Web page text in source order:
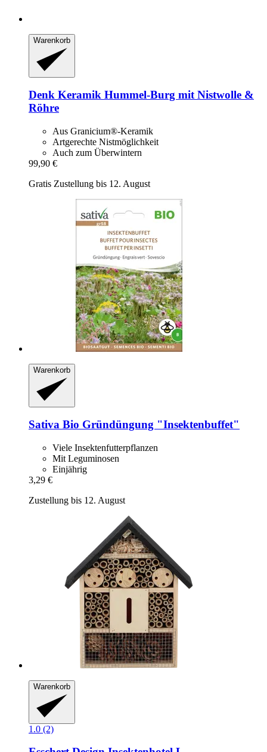
Warenkorb
Denk Keramik Hummel-​Burg mit Nistwolle &
Röhre
Aus Granicium®-Keramik
Artgerechte Nistmöglichkeit
Auch zum Überwintern
99,90 €
Gratis Zustellung bis 12. August
Warenkorb
Sativa Bio Gründüngung "Insektenbuffet"
Viele Insektenfutterpflanzen
Mit Leguminosen
Einjährig
3,29 €
Zustellung bis 12. August
Warenkorb
1.0 (2)